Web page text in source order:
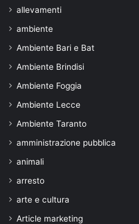
allevamenti
ambiente
Ambiente Bari e Bat
Ambiente Brindisi
Ambiente Foggia
Ambiente Lecce
Ambiente Taranto
amministrazione pubblica
animali
arresto
arte e cultura
Article marketing